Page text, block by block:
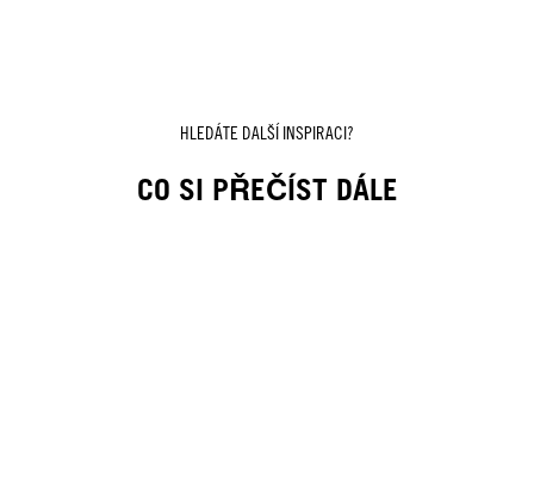
HLEDÁTE DALŠÍ INSPIRACI?
CO SI PŘEČÍST DÁLE